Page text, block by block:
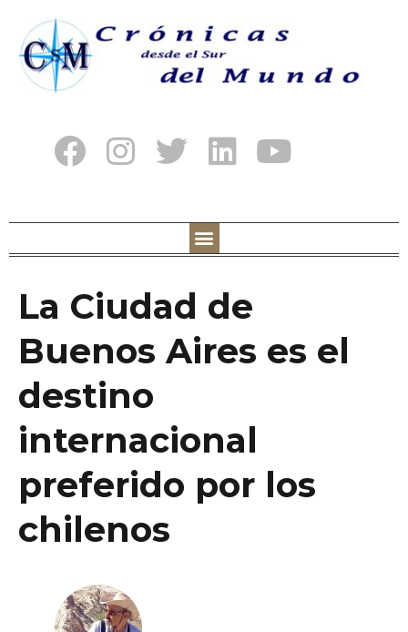
La Ciudad de
Buenos Aires es el
destino
internacional
preferido por los
chilenos